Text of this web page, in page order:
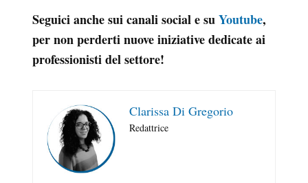
Seguici anche sui canali social e suYoutube,
per non perderti nuove iniziative dedicate ai
professionisti del settore!
Clarissa Di Gregorio
Redattrice